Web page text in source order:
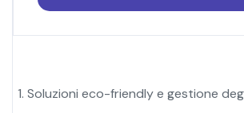
Soluzioni eco-friendly e gestione